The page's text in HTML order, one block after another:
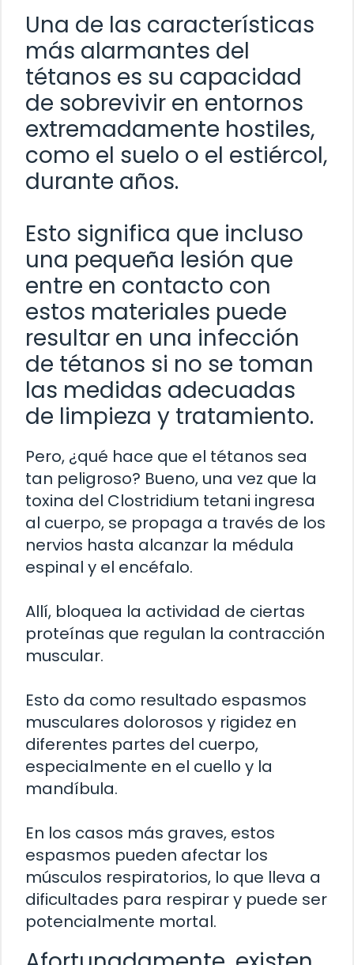
Una de las características
más alarmantes del
tétanos es su capacidad
de sobrevivir en entornos
extremadamente hostiles,
como el suelo o el estiércol,
durante años.
Esto significa que incluso
una pequeña lesión que
entre en contacto con
estos materiales puede
resultar en una infección
de tétanos si no se toman
las medidas adecuadas
de limpieza y tratamiento.
Pero, ¿qué hace que el tétanos sea
tan peligroso? Bueno, una vez que la
toxina del Clostridium tetani ingresa
al cuerpo, se propaga a través de los
nervios hasta alcanzar la médula
espinal y el encéfalo.
Allí, bloquea la actividad de ciertas
proteínas que regulan la contracción
muscular.
Esto da como resultado espasmos
musculares dolorosos y rigidez en
diferentes partes del cuerpo,
especialmente en el cuello y la
mandíbula.
En los casos más graves, estos
espasmos pueden afectar los
músculos respiratorios, lo que lleva a
dificultades para respirar y puede ser
potencialmente mortal.